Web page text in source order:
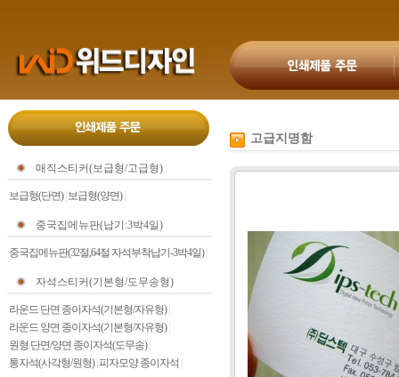
매직스티커(보급형/고급형)
보급형(단면)| 보급형(양면)|
중국집메뉴판(납기:3박4일)
중국집메뉴판(32절,64절 자석부착납기-3박4일)|
자석스티커(기본형/도무송형)
라운드 단면 종이자석(기본형/자유형)|
라운드 양면 종이자석(기본형/자유형)|
원형 단면/양면 종이자석(도무송)|
통자석(사각형/원형)| 피자모양 종이자석
고급지명함